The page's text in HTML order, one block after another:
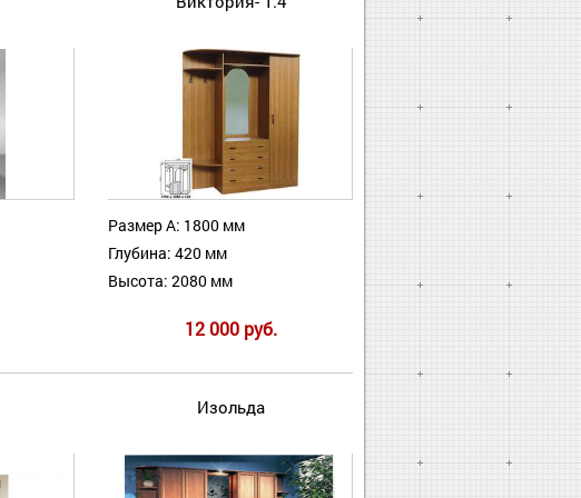
Размер А: 1800 мм
Глубина: 420 мм
Высота: 2080 мм
12 000 руб.
Изольда